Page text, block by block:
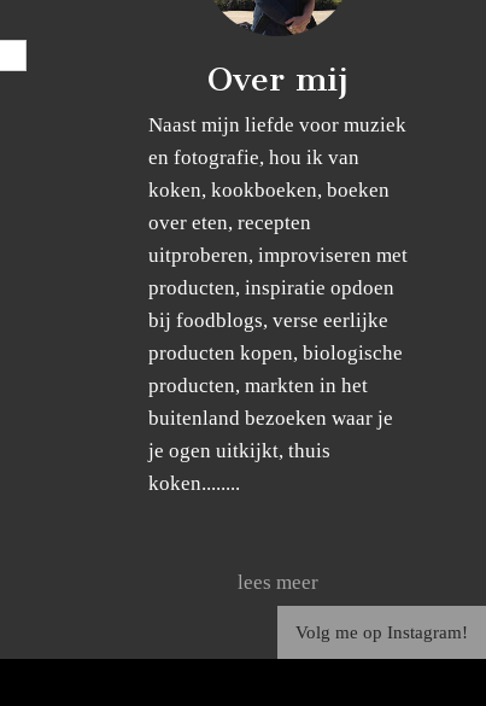
Over mij
Naast mijn liefde voor muziek
en fotografie, hou ik van
koken, kookboeken, boeken
over eten, recepten
uitproberen, improviseren met
producten, inspiratie opdoen
bij foodblogs, verse eerlijke
producten kopen, biologische
producten, markten in het
buitenland bezoeken waar je
je ogen uitkijkt, thuis
koken........
lees meer
Volg me op Instagram!